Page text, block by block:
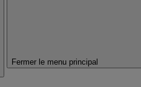
Fermer le menu principal